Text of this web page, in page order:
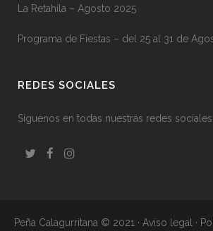
La Retahíla – Agosto 2025
Programa de Fiestas – del 25 al 31 de
REDES SOCIALES
Síguenos en todas nuestras redes sociales.
Peña Calagurritana © 2021 · Aviso legal ·